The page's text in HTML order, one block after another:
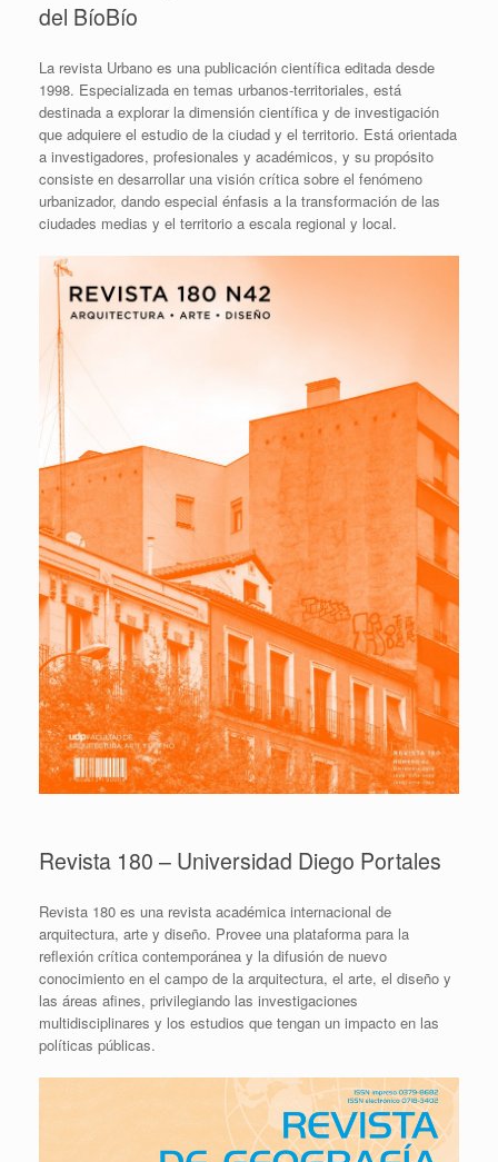
del BíoBío
La revista Urbano es una publicación científica editada desde
1998. Especializada en temas urbanos-territoriales, está
destinada a explorar la dimensión científica y de investigación
que adquiere el estudio de la ciudad y el territorio. Está orientada
a investigadores, profesionales y académicos, y su propósito
consiste en desarrollar una visión crítica sobre el fenómeno
urbanizador, dando especial énfasis a la transformación de las
ciudades medias y el territorio a escala regional y local.
Revista 180 – Universidad Diego Portales
Revista 180 es una revista académica internacional de
arquitectura, arte y diseño. Provee una plataforma para la
reflexión crítica contemporánea y la difusión de nuevo
conocimiento en el campo de la arquitectura, el arte, el diseño y
las áreas afines, privilegiando las investigaciones
multidisciplinares y los estudios que tengan un impacto en las
políticas públicas.